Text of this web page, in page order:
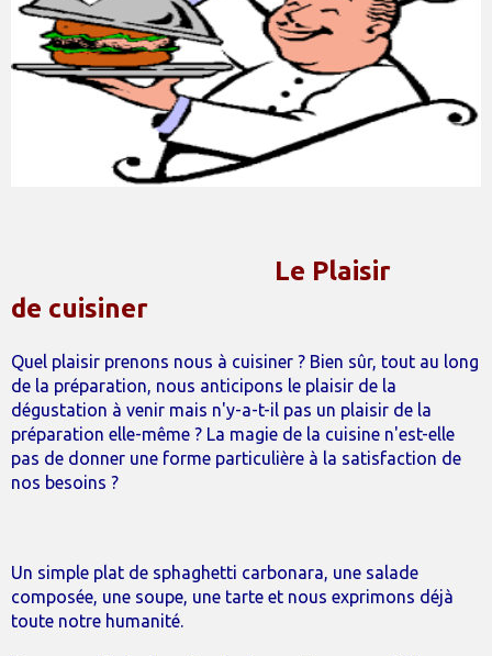
Le Plaisir
de cuisiner
Quel plaisir prenons nous à cuisiner ? Bien sûr, tout au long
de la préparation, nous anticipons le plaisir de la
dégustation à venir mais n'y-a-t-il pas un plaisir de la
préparation elle-même ? La magie de la cuisine n'est-elle
pas de donner une forme particulière à la satisfaction de
nos besoins ?
Un simple plat de sphaghetti carbonara, une salade
composée, une soupe, une tarte et nous exprimons déjà
toute notre humanité.